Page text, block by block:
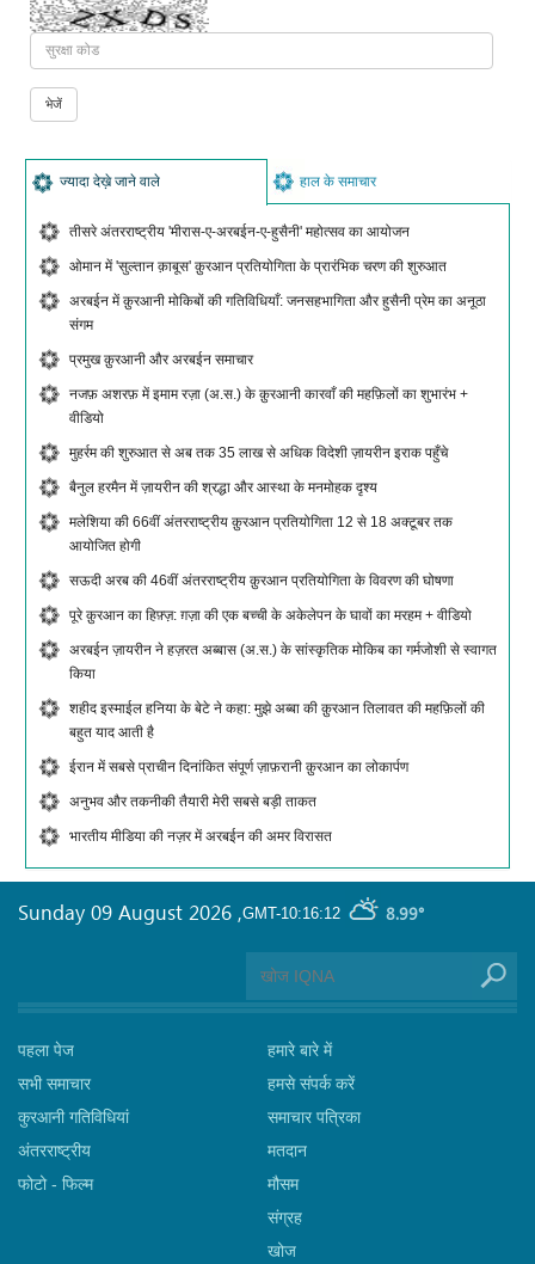
ज्यादा देख़े जाने वाले हाल के समाचार
तीसरे अंतरराष्ट्रीय 'मीरास-ए-अरबईन-ए-हुसैनी' महोत्सव का आयोजन
ओमान में 'सुल्तान क़ाबूस' क़ुरआन प्रतियोगिता के प्रारंभिक चरण की शुरुआत
अरबईन में क़ुरआनी मोकिबों की गतिविधियाँ: जनसहभागिता और हुसैनी प्रेम का अनूठा
संगम
प्रमुख क़ुरआनी और अरबईन समाचार
नजफ़ अशरफ़ में इमाम रज़ा (अ.स.) के क़ुरआनी कारवाँ की महफ़िलों का शुभारंभ +
वीडियो
मुहर्रम की शुरुआत से अब तक 35 लाख से अधिक विदेशी ज़ायरीन इराक पहुँचे
बैनुल हरमैन में ज़ायरीन की श्रद्धा और आस्था के मनमोहक दृश्य
मलेशिया की 66वीं अंतरराष्ट्रीय क़ुरआन प्रतियोगिता 12 से 18 अक्टूबर तक
आयोजित होगी
सऊदी अरब की 46वीं अंतरराष्ट्रीय क़ुरआन प्रतियोगिता के विवरण की घोषणा
पूरे क़ुरआन का हिफ़्ज़: ग़ज़ा की एक बच्ची के अकेलेपन के घावों का मरहम + वीडियो
अरबईन ज़ायरीन ने हज़रत अब्बास (अ.स.) के सांस्कृतिक मोकिब का गर्मजोशी से स्वागत
किया
शहीद इस्माईल हनिया के बेटे ने कहा: मुझे अब्बा की क़ुरआन तिलावत की महफ़िलों की
बहुत याद आती है
ईरान में सबसे प्राचीन दिनांकित संपूर्ण ज़ाफ़रानी क़ुरआन का लोकार्पण
अनुभव और तकनीकी तैयारी मेरी सबसे बड़ी ताकत
भारतीय मीडिया की नज़र में अरबईन की अमर विरासत
GMT-10:16:12 8.99°
Sunday 09 August 2026 ,
पहला पेज
सभी समाचार
कुरआनी गतिविधियां
अंतरराष्ट्रीय
फोटो - फिल्म
हमारे बारे में
हमसे संपर्क करें
समाचार पत्रिका
मतदान
मौसम
संग्रह
खोज